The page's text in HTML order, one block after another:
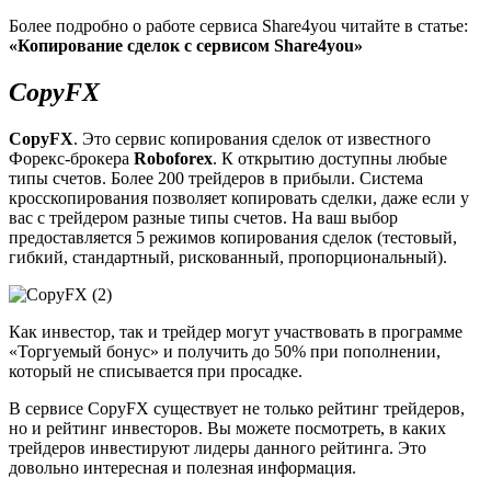
Более подробно о работе сервиса Share4you читайте в статье:
«Копирование сделок с сервисом Share4you»
CopyFX
CopyFX. Это сервис копирования сделок от известного
Форекс-брокера Roboforex. К открытию доступны любые
типы счетов. Более 200 трейдеров в прибыли. Система
кросскопирования позволяет копировать сделки, даже если у
вас с трейдером разные типы счетов. На ваш выбор
предоставляется 5 режимов копирования сделок (тестовый,
гибкий, стандартный, рискованный, пропорциональный).
Как инвестор, так и трейдер могут участвовать в программе
«Торгуемый бонус» и получить до 50% при пополнении,
который не списывается при просадке.
В сервисе CopyFX существует не только рейтинг трейдеров,
но и рейтинг инвесторов. Вы можете посмотреть, в каких
трейдеров инвестируют лидеры данного рейтинга. Это
довольно интересная и полезная информация.